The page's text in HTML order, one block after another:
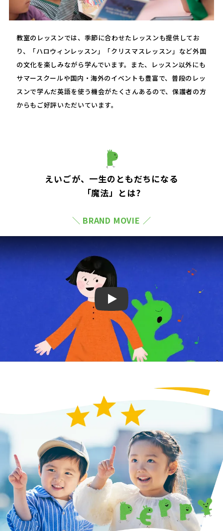
教室のレッスンでは、季節に合わせたレッスンも提供してお
り、「ハロウィンレッスン」「クリスマスレッスン」など外国
の文化を楽しみながら学んでいます。また、レッスン以外にも
サマースクールや国内・海外のイベントも豊富で、普段のレッ
スンで学んだ英語を使う機会がたくさんあるので、保護者の方
からもご好評いただいています。
えいごが、一生のともだちになる
「魔法」とは?
＼ BRAND MOVIE ／